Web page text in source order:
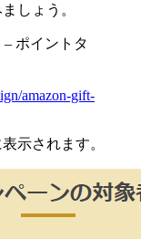
しょう。
ポイントタ
amazon-gift-
示されます。